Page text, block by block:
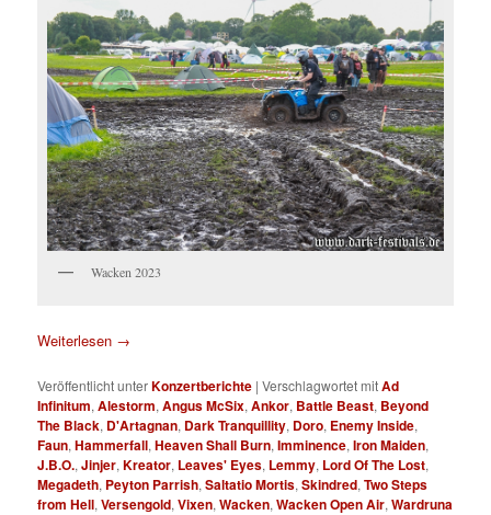
Wacken 2023
Weiterlesen →
Veröffentlicht unterKonzertberichte |Verschlagwortet mitAd
Infinitum,Alestorm,Angus McSix,Ankor, Battle Beast, Beyond
The Black, D'Artagnan, Dark Tranquillity, Doro, Enemy Inside,
Faun,Hammerfall,Heaven Shall Burn,Imminence,Iron Maiden,
J.B.O.,Jinjer,Kreator, Leaves' Eyes, Lemmy, Lord Of The Lost,
Megadeth, Peyton Parrish,Saltatio Mortis,Skindred,Two Steps
from Hell,Versengold,Vixen,Wacken,Wacken Open Air,Wardruna